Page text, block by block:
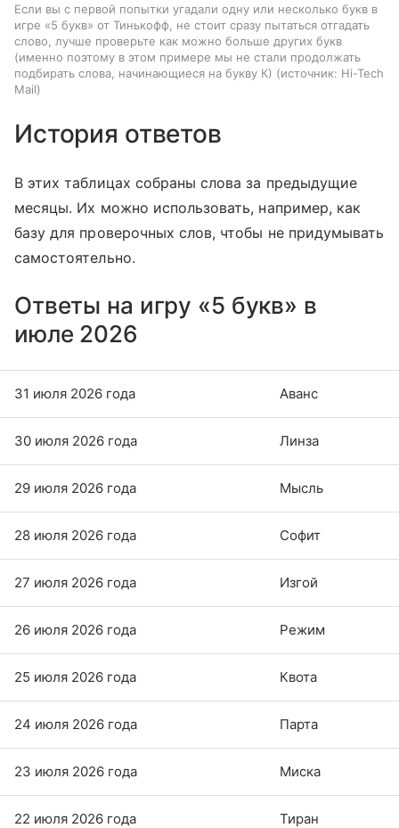
Если вы с первой попытки угадали одну или несколько букв в
игре «5 букв» от Тинькофф, не стоит сразу пытаться отгадать
слово, лучше проверьте как можно больше других букв
(именно поэтому в этом примере мы не стали продолжать
подбирать слова, начинающиеся на букву К)
источник: Hi-Tech
Mail
История ответов
В этих таблицах собраны слова за предыдущие
месяцы. Их можно использовать, например, как
базу для проверочных слов, чтобы не придумывать
самостоятельно.
Ответы на игру «5 букв» в
июле 2026
31 июля 2026 года Аванс
30 июля 2026 года Линза
29 июля 2026 года Мысль
28 июля 2026 года Софит
27 июля 2026 года Изгой
26 июля 2026 года Режим
25 июля 2026 года Квота
24 июля 2026 года Парта
23 июля 2026 года Миска
22 июля 2026 года Тиран